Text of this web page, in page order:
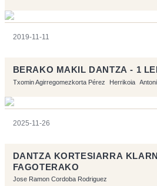
2019-11-11
BERAKO MAKIL DANTZA - 1
Txomin Agirregomezkorta Pérez Herrikoia
2025-11-26
DANTZA KORTESIARRA
FAGOTERAKO
Jose Ramon Cordoba Rodriguez